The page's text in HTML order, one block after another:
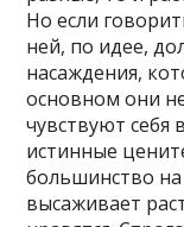
Но если
ней, по идее,
насаждения,
основном они
чувствуют
истинные
большинство на
высаживает